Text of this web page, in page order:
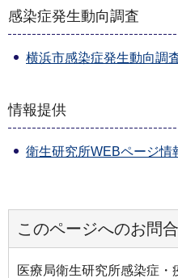
感染症発生動向調査
横浜市感染症発生動向調
情報提供
衛生研究所WEBページ情
このページへのお問
医療局衛生研究所感染症・